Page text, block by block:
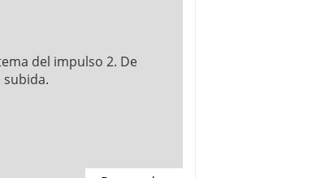
del impulso 2. De